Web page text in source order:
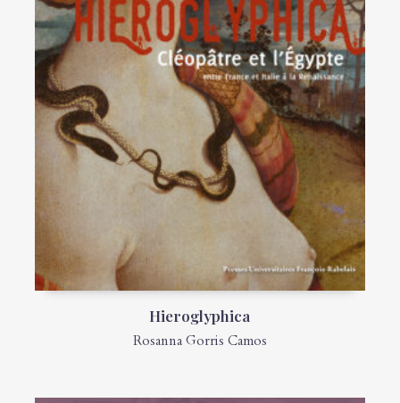
Hieroglyphica
Rosanna Gorris Camos